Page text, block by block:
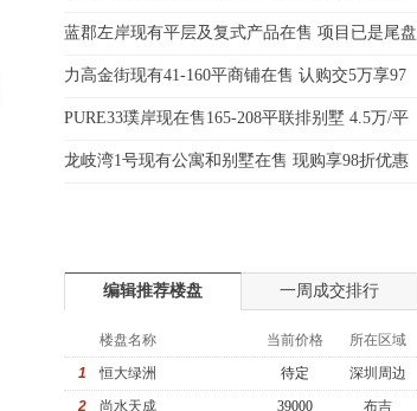
赵先生:139****8548
吴小姐:139****6438
姚先生:137****6367
义
蓝郡左岸现有平层及复式产品在售 项目已是尾盘
力高金街现有41-160平商铺在售 认购交5万享97
折
PURE33璞岸现在售165-208平联排别墅 4.5万/平
起
龙岐湾1号现有公寓和别墅在售 现购享98折优惠
编辑推荐楼盘 一周成交排行
楼盘名称 当前价格
所在区域
1
恒大绿洲 待定
深圳周边
2
尚水天成 39000
布吉